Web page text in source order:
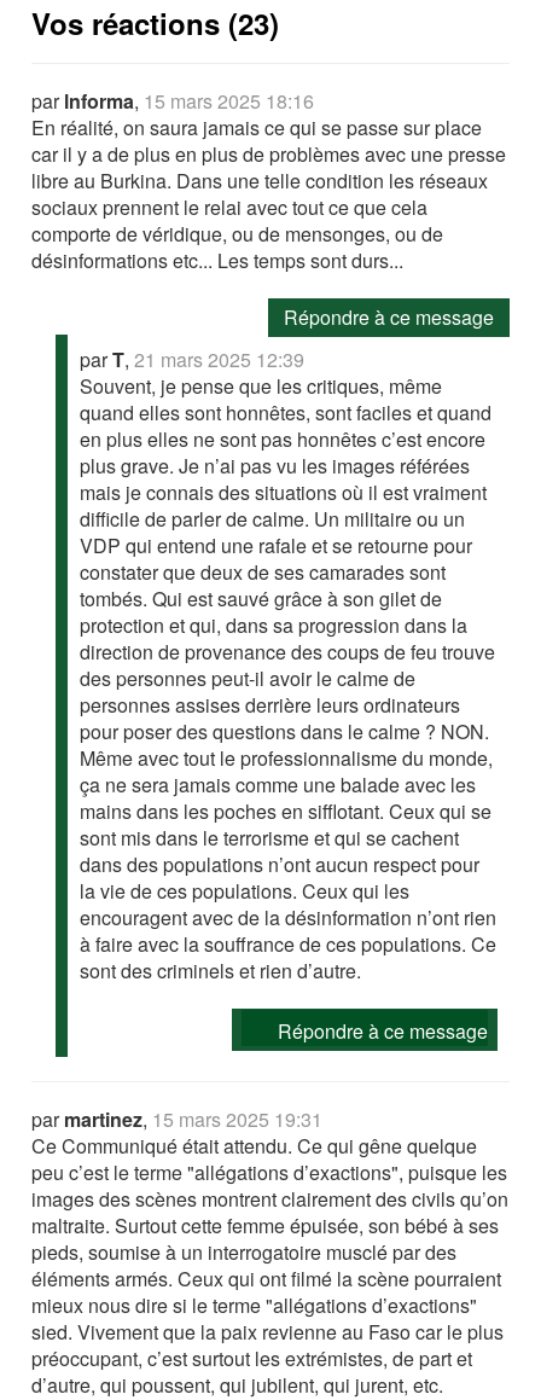
Vos réactions (23)
parlnforma, 15 mars 2025 18:16
En réalité, on saura jamais ce qui se passe sur place
car il y a de plus en plus de problèmes avec une presse
libre au Burkina. Dans une telle condition les réseaux
sociaux prennent le relai avec tout ce que cela
comporte de véridique, ou de mensonges, ou de
désinformations etc... Les temps sont durs...
Répondre à ce message
parT,21 mars 2025 12:39
Souvent, je pense que les critiques, même
quand elles sont honnêtes, sont faciles et quand
en plus elles ne sont pas honnêtes c’est encore
plus grave. Je n’ai pas vu les images référées
mais je connais des situations où il est vraiment
difficile de parler de calme. Un militaire ou un
VDP qui entend une rafale et se retourne pour
constater que deux de ses camarades sont
tombés. Qui est sauvé grâce à son gilet de
protection et qui, dans sa progression dans la
direction de provenance des coups de feu trouve
des personnes peut-il avoir le calme de
personnes assises derrière leurs ordinateurs
pour poser des questions dans le calme ? NON.
Même avec tout le professionnalisme du monde,
ça ne sera jamais comme une balade avec les
mains dans les poches en sifflotant. Ceux qui se
sont mis dans le terrorisme et qui se cachent
dans des populations n’ont aucun respect pour
la vie de ces populations. Ceux qui les
encouragent avec de la désinformation n’ont rien
à faire avec la souffrance de ces populations. Ce
sont des criminels et rien d’autre.
Répondre à ce message
parmartinez, 15 mars 2025 19:31
Ce Communiqué était attendu. Ce qui gêne quelque
peu c’est le terme "allégations d’exactions", puisque les
images des scènes montrent clairement des civils qu’on
maltraite. Surtout cette femme épuisée, son bébé à ses
pieds, soumise à un interrogatoire musclé par des
éléments armés. Ceux qui ont filmé la scène pourraient
mieux nous dire si le terme "allégations d’exactions"
sied. Vivement que la paix revienne au Faso car le plus
préoccupant, c’est surtout les extrémistes, de part et
d’autre, qui poussent, qui jubilent, qui jurent, etc.